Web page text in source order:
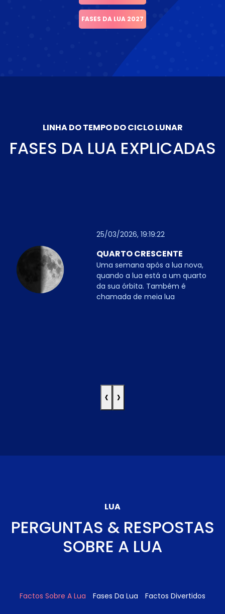
FASES DA LUA 2027
LINHA DO TEMPO DO CICLO LUNAR
FASES DA LUA EXPLICADAS
25/03/2026, 19:19:22
QUARTO CRESCENTE
Uma semana após a lua nova,
quando a lua está a um quarto
da sua órbita. Também é
chamada de meia lua
‹ ›
LUA
PERGUNTAS & RESPOSTAS
SOBRE A LUA
Factos Sobre A Lua Fases Da Lua Factos Divertidos